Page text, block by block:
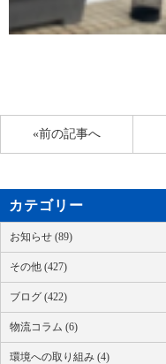
«前の記事へ
カテゴリー
お知らせ (89)
その他 (427)
ブログ (422)
物流コラム (6)
環境への取り組み (4)